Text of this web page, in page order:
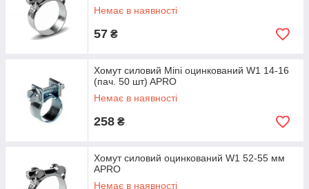
Немає в наявності
57 ₴
Хомут силовий Mini оцинкований W1 14-16
(пач. 50 шт) APRO
Немає в наявності
258 ₴
Хомут силовий оцинкований W1 52-55 мм
APRO
Немає в наявності